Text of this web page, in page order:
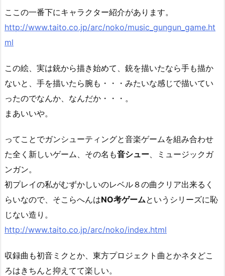
ここの一番下にキャラクター紹介があります。
http://www.taito.co.jp/arc/noko/music_gungun_game.ht
ml
この絵、実は銃から描き始めて、銃を描いたなら手も描か
ないと、手を描いたら腕も・・・みたいな感じで描いてい
ったのでなんか、なんだか・・・。
まあいいや。
ってことでガンシューティングと音楽ゲームを組み合わせ
た全く新しいゲーム、その名も音シュー 、ミュージックガ
ンガン。
初プレイの私がむずかしいのレベル８の曲クリア出来るく
らいなので、そこらへんはNO考ゲームというシリーズに恥
じない造り。
http://www.taito.co.jp/arc/noko/index.html
収録曲も初音ミクとか、東方プロジェクト曲とかネタどこ
ろはきちんと抑えてて楽しい。